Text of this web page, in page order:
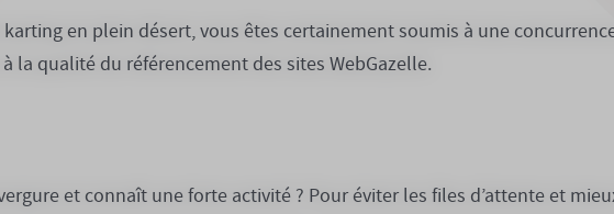
en plein désert, vous êtes certainement soumis à une
la qualité du référencement des sites WebGazelle.
et connaît une forte activité ? Pour éviter les files d’attente et